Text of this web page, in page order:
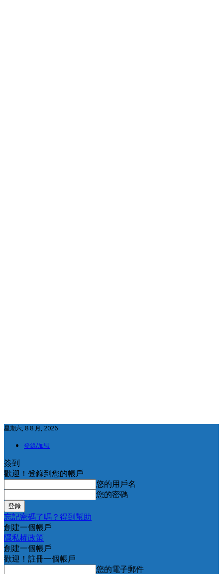
星期六, 8 8 月, 2026
登錄/加盟
簽到
歡迎！登錄到您的帳戶
您的用戶名
您的密碼
忘記密碼了嗎？得到幫助
創建一個帳戶
隱私權政策
創建一個帳戶
歡迎！註冊一個帳戶
您的電子郵件